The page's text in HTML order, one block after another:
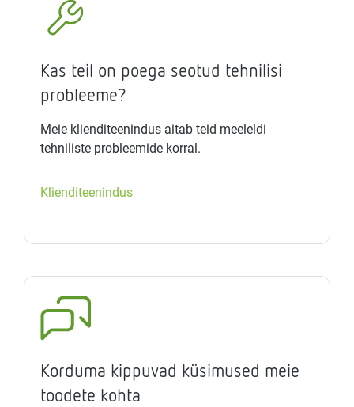
Kas teil on poega seotud tehnilisi
probleeme?
Meie klienditeenindus aitab teid meeleldi
tehniliste probleemide korral.
Klienditeenindus
Korduma kippuvad küsimused meie
toodete kohta